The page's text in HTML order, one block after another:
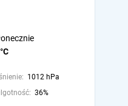
1012 hPa
36%